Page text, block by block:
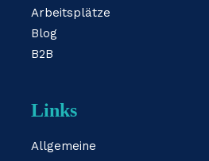
Arbeitsplätze
Blog
B2B
Links
Allgemeine